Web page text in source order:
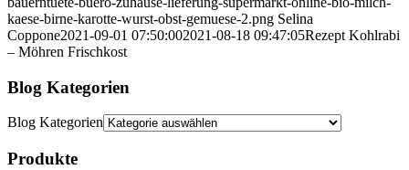
kaese-birne-karotte-wurst-obst-gemuese-2.png Selina
Coppone2021-09-01 07:50:002021-08-18 09:47:05Rezept Kohlrabi
– Möhren Frischkost
Blog Kategorien
Blog Kategorien
Produkte